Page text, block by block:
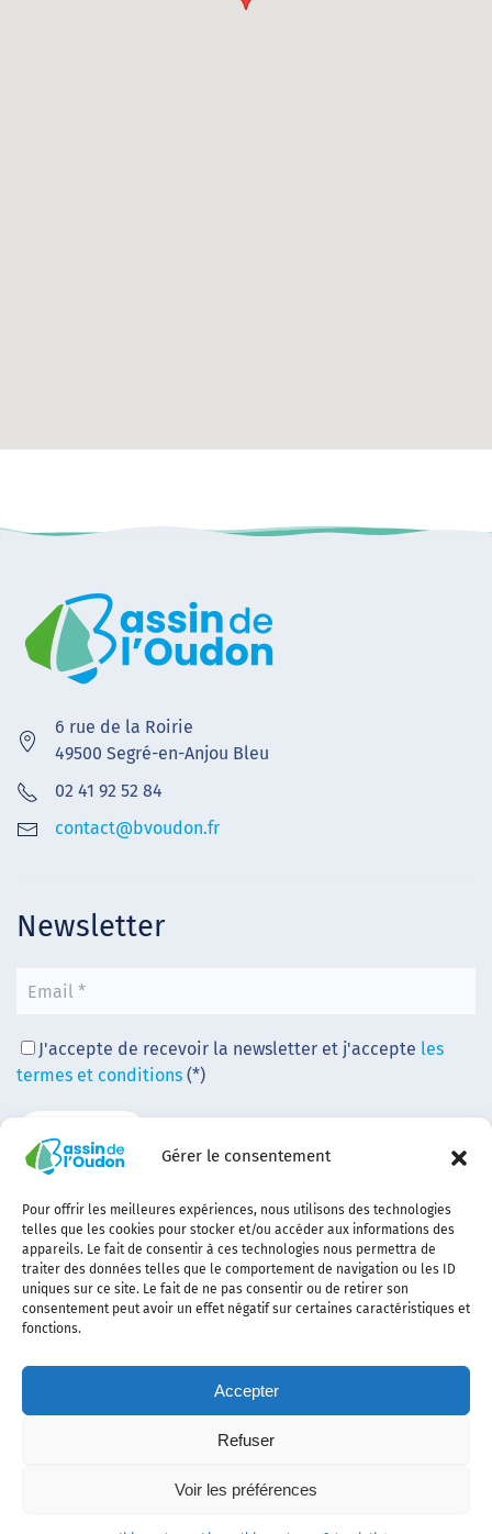
Gérer le consentement
Pour offrir les meilleures expériences, nous utilisons des technologies
telles que les cookies pour stocker et/ou accéder aux informations des
appareils. Le fait de consentir à ces technologies nous permettra de
traiter des données telles que le comportement de navigation ou les ID
uniques sur ce site. Le fait de ne pas consentir ou de retirer son
consentement peut avoir un effet négatif sur certaines caractéristiques et
fonctions.
Accepter
Refuser
Voir les préférences
6 rue de la Roirie
49500 Segré-en-Anjou Bleu
02 41 92 52 84
contact@bvoudon.fr
Newsletter
J'accepte de recevoir la newsletter et j'accepte les
termes et conditions (*)
confidentialité